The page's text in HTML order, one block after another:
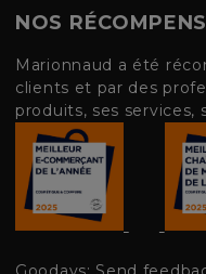
NOS
Marionnaud a été
clients et par des
produits, ses services,